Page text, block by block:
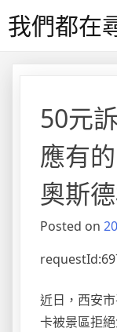
to我們都在
50元
應有
奧斯
Posted on
近日，西安
卡被景區拒